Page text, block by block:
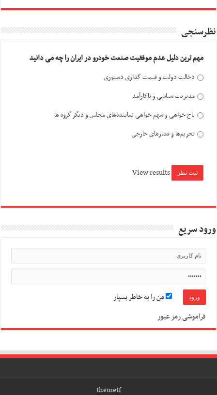
نظرسنجی
مهم ترین دلیل عدم موفقیت صنعت خودرو در ایران را چه می دانید
دخالت دولت و قیمت گذاری دستوری
مدیریت سیاسی و ناکارآمد
باج خواهی و سهم خواهی نماینده‌های مجلس و دیگر گروه ها
تحریم‌ها و فشارهای خارجی
View results
ورود سریع
من را به خاطر بسپار
فراموشی رمز عبور
themetf